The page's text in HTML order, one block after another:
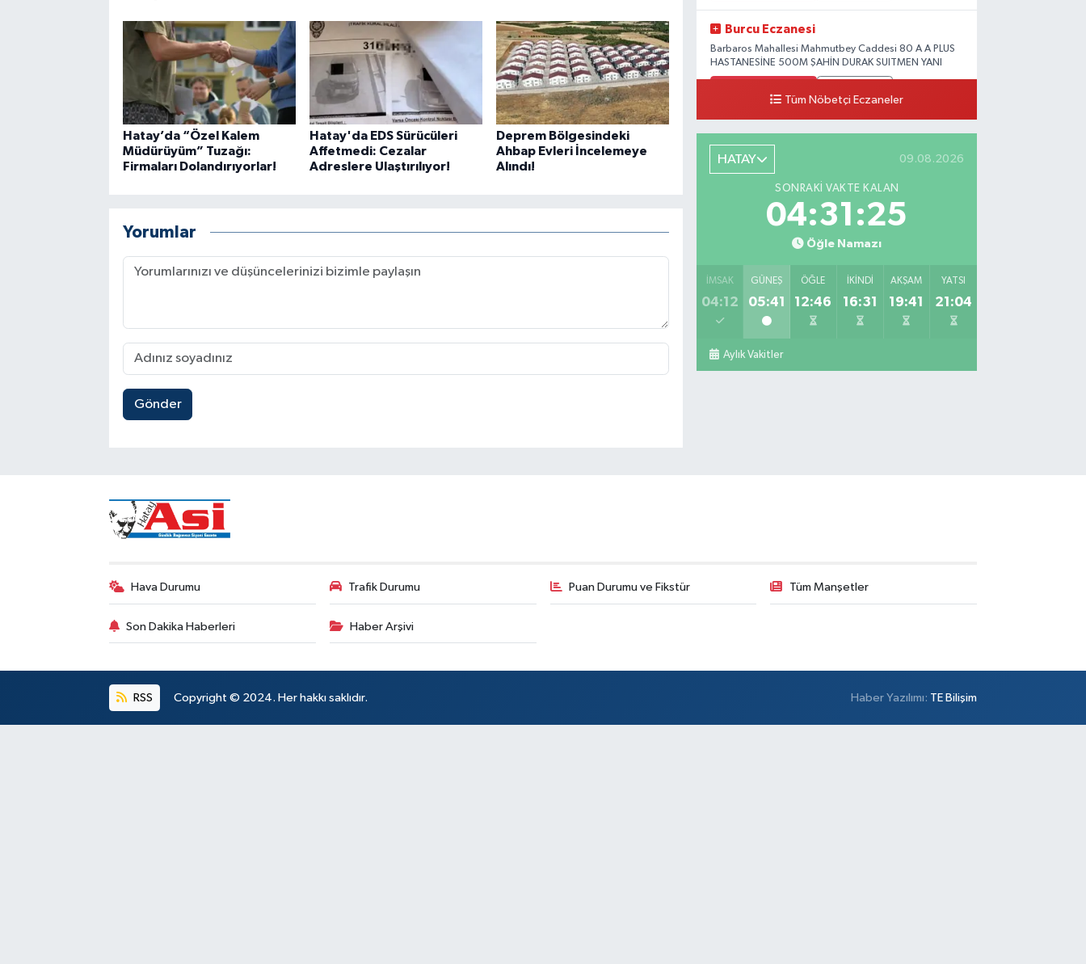
Hatay’da “Özel Kalem
Müdürüyüm” Tuzağı:
Firmaları Dolandırıyorlar!
Hatay'da EDS Sürücüleri
Affetmedi: Cezalar
Adreslere Ulaştırılıyor!
Deprem Bölgesindeki
Ahbap Evleri İncelemeye
Alındı!
Yorumlar
Gönder
Burcu Eczanesi
Barbaros Mahallesi Mahmutbey Caddesi 80 A A PLUS
HASTANESİNE 500M ŞAHİN DURAK SUITMEN YANI
41.01948179055185, 28.946705949073934
0 (212) 635 03 83 Yol Tarifi Al
Tersane İstanbul Eczanesi
Camiikebir Mahallesi Taşkızak Tersanesi Caddesi 6 6B
Tersane İstanbul içerisi ama yol üzerinde
Fetih Mahallesi Hicazkar (Örnek Mah) Sokak Bağkur
Tüm Nöbetçi Eczaneler
HATAY 09.08.2026
SONRAKI VAKTE KALAN
04:31:24
Öğle Namazı
İMSAK
04:12
GÜNEŞ
05:41
ÖĞLE
12:46
İKINDI
16:31
AKŞAM
19:41
YATSI
21:04
Aylık Vakitler
Hava Durumu Trafik Durumu Puan Durumu ve Fikstür Tüm Manşetler
Son Dakika Haberleri Haber Arşivi
RSS Copyright © 2024. Her hakkı saklıdır. Haber Yazılımı: TE Bilişim